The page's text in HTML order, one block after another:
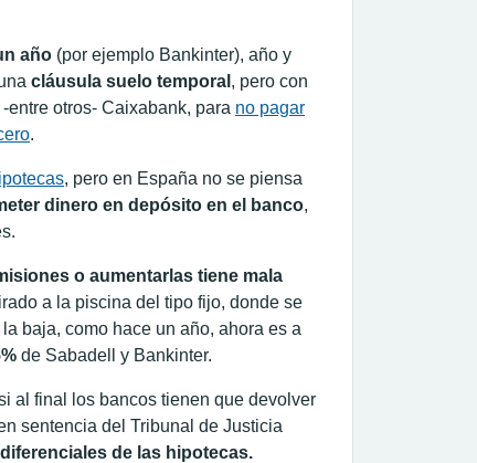
año (por ejemplo Bankinter), año y
cláusula suelo temporal , pero con
entre otros- Caixabank, para no pagar
.
, pero en España no se piensa
dinero en depósito en el banco,
o aumentarlas tiene mala
a la piscina del tipo fijo, donde se
baja, como hace un año, ahora es a
de Sabadell y Bankinter.
al final los bancos tienen que devolver
sentencia del Tribunal de Justicia
de las hipotecas.